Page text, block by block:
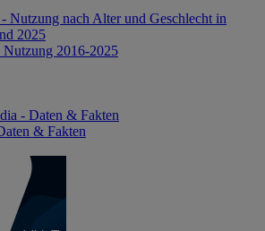
Nutzung nach Alter und Geschlecht in
2025
Nutzung 2016-2025
- Daten & Fakten
& Fakten